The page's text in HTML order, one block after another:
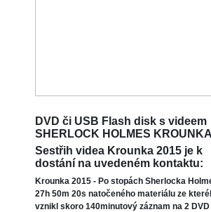
DVD či USB Flash disk s videem
SHERLOCK HOLMES
Sestřih videa Krounka 2015 je k
dostání na uvedeném kontaktu:
Krounka 2015 - Po stopách Sherlocka
27h 50m 20s natočeného materiálu ze
vznikl skoro 140minutový záznam na 2 DVD